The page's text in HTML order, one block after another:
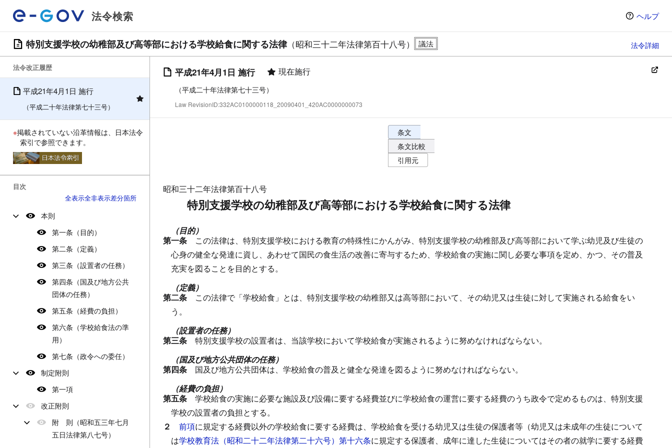
法令検索 ヘルプ
特別支援学校の幼稚部及び高等部における学校給食に関する法律（昭和三十二年法律第百十八号） 法令詳細
法令改正履歴
平成21年4月1日 施行
（平成二十年法律第七十三号）
※掲載されていない沿革情報は、日本法令
索引で参照できます。
目次
全表示全非表示差分箇所
本則
第一条（目的）
第二条（定義）
第三条（設置者の任務）
第四条（国及び地方公共
団体の任務）
第五条（経費の負担）
第六条（学校給食法の準
用）
第七条（政令への委任）
制定附則
第一項
改正附則
附 則（昭和五三年七月
五日法律第八七号）
平成21年4月1日 施行 現在施行
（平成二十年法律第七十三号）
Law RevisionID:332AC0100000118_20090401_420AC0000000073
条文表示オプション（選択すると条文の表示方法が変わります）
条文
条文比較
引用元
昭和三十二年法律第百十八号
特別支援学校の幼稚部及び高等部における学校給食に関する法律
（目的）
第一条 この法律は、特別支援学校における教育の特殊性にかんがみ、特別支援学校の幼稚部及び高等部において学ぶ幼児及び生徒の
心身の健全な発達に資し、あわせて国民の食生活の改善に寄与するため、学校給食の実施に関し必要な事項を定め、かつ、その普及
充実を図ることを目的とする。
（定義）
第二条 この法律で「学校給食」とは、特別支援学校の幼稚部又は高等部において、その幼児又は生徒に対して実施される給食をい
う。
（設置者の任務）
第三条 特別支援学校の設置者は、当該学校において学校給食が実施されるように努めなければならない。
（国及び地方公共団体の任務）
第四条 国及び地方公共団体は、学校給食の普及と健全な発達を図るように努めなければならない。
（経費の負担）
第五条 学校給食の実施に必要な施設及び設備に要する経費並びに学校給食の運営に要する経費のうち政令で定めるものは、特別支援
学校の設置者の負担とする。
２ 前項に規定する経費以外の学校給食に要する経費は、学校給食を受ける幼児又は生徒の保護者等（幼児又は未成年の生徒について
は学校教育法（昭和二十二年法律第二十六号）第十六条に規定する保護者、成年に達した生徒についてはその者の就学に要する経費